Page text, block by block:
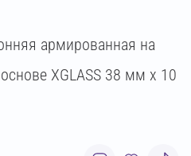
армированная на
XGLASS 38 мм х 10